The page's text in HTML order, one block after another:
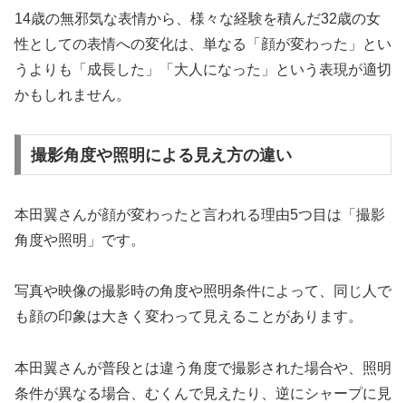
14歳の無邪気な表情から、様々な経験を積んだ32歳の女
性としての表情への変化は、単なる「顔が変わった」とい
うよりも「成長した」「大人になった」という表現が適切
かもしれません。
撮影角度や照明による見え方の違い
本田翼さんが顔が変わったと言われる理由5つ目は「撮影
角度や照明」です。
写真や映像の撮影時の角度や照明条件によって、同じ人で
も顔の印象は大きく変わって見えることがあります。
本田翼さんが普段とは違う角度で撮影された場合や、照明
条件が異なる場合、むくんで見えたり、逆にシャープに見